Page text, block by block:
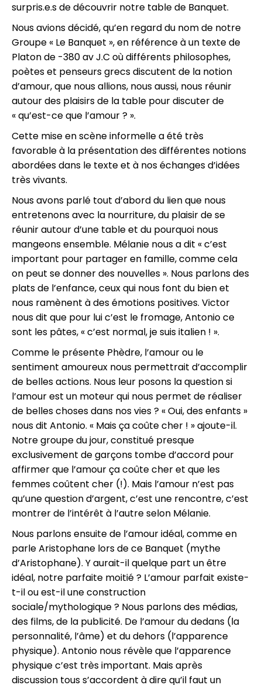
surpris.e.s de découvrir notre table de Banquet.
Nous avions décidé, qu’en regard du nom de notre
Groupe « Le Banquet », en référence à un texte de
Platon de -380 av J.C où différents philosophes,
poètes et penseurs grecs discutent de la notion
d’amour, que nous allions, nous aussi, nous réunir
autour des plaisirs de la table pour discuter de
« qu’est-ce que l’amour ? ».
Cette mise en scène informelle a été très
favorable à la présentation des différentes notions
abordées dans le texte et à nos échanges d’idées
très vivants.
Nous avons parlé tout d’abord du lien que nous
entretenons avec la nourriture, du plaisir de se
réunir autour d’une table et du pourquoi nous
mangeons ensemble. Mélanie nous a dit « c’est
important pour partager en famille, comme cela
on peut se donner des nouvelles ». Nous parlons des
plats de l’enfance, ceux qui nous font du bien et
nous ramènent à des émotions positives. Victor
nous dit que pour lui c’est le fromage, Antonio ce
sont les pâtes, « c’est normal, je suis italien ! ».
Comme le présente Phèdre, l’amour ou le
sentiment amoureux nous permettrait d’accomplir
de belles actions. Nous leur posons la question si
l’amour est un moteur qui nous permet de réaliser
de belles choses dans nos vies ? « Oui, des enfants »
nous dit Antonio. « Mais ça coûte cher ! » ajoute-il.
Notre groupe du jour, constitué presque
exclusivement de garçons tombe d’accord pour
affirmer que l’amour ça coûte cher et que les
femmes coûtent cher (!). Mais l’amour n’est pas
qu’une question d’argent, c’est une rencontre, c’est
montrer de l’intérêt à l’autre selon Mélanie.
Nous parlons ensuite de l’amour idéal, comme en
parle Aristophane lors de ce Banquet (mythe
d’Aristophane). Y aurait-il quelque part un être
idéal, notre parfaite moitié ? L’amour parfait existe-
t-il ou est-il une construction
sociale/mythologique ? Nous parlons des médias,
des films, de la publicité. De l’amour du dedans (la
personnalité, l’âme) et du dehors (l’apparence
physique). Antonio nous révèle que l’apparence
physique c’est très important. Mais après
discussion tous s’accordent à dire qu’il faut un